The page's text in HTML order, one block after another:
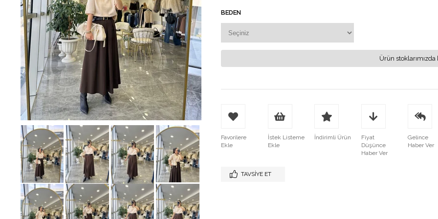
BEDEN
Ürün stoklarımızda
Favorilere
Ekle
İstek Listeme
Ekle
İndirimli Ürün
Fiyat
Düşünce
Haber Ver
Gelince
Haber Ver
TAVSIYE ET